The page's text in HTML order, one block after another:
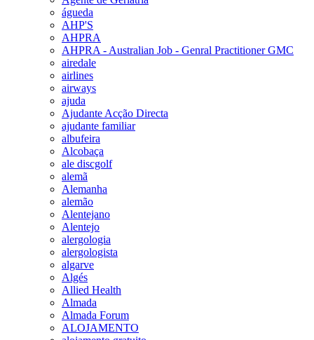
águeda
AHP'S
AHPRA
AHPRA - Australian Job - Genral Practitioner GMC
airedale
airlines
airways
ajuda
Ajudante Acção Directa
ajudante familiar
albufeira
Alcobaça
ale discgolf
alemã
Alemanha
alemão
Alentejano
Alentejo
alergologia
alergologista
algarve
Algés
Allied Health
Almada
Almada Forum
ALOJAMENTO